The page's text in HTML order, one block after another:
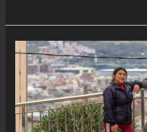
‘futurólogo’
Amazon:
“La
IA
hará